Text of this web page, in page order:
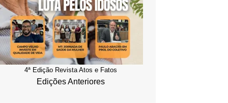
4ª Edição Revista Atos e Fatos
Edições Anteriores